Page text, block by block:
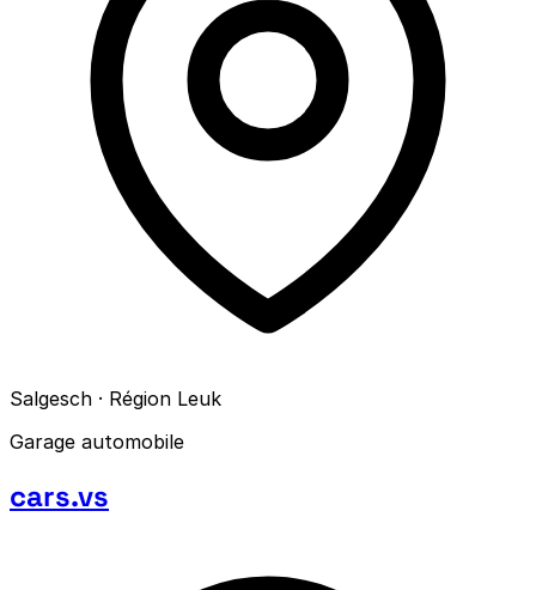
Salgesch · Région Leuk
Garage automobile
cars.vs